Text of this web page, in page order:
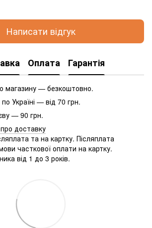
Написати відгук
Оплата Гарантія
магазину — безкоштовно.
Україні — від 70 грн.
— 90 грн.
доставку
та на картку. Післяплата
часткової оплати на картку.
від 1 до 3 років.